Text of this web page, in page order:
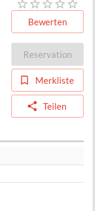
Bewerten
Reservation
Merkliste
Teilen